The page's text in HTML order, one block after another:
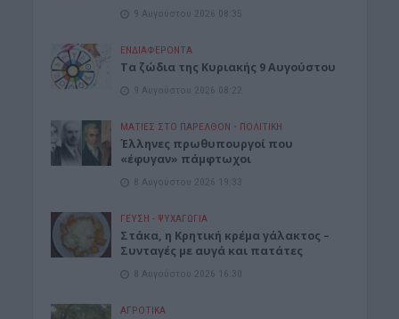
9 Αυγούστου 2026 08:35
ΕΝΔΙΑΦΕΡΟΝΤΑ
Τα ζώδια της Κυριακής 9 Αυγούστου
9 Αυγούστου 2026 08:22
ΜΑΤΙΕΣ ΣΤΟ ΠΑΡΕΛΘΟΝ • ΠΟΛΙΤΙΚΗ
Έλληνες πρωθυπουργοί που
«έφυγαν» πάμφτωχοι
8 Αυγούστου 2026 19:33
ΓΕΎΣΗ - ΨΥΧΑΓΩΓΊΑ
Στάκα, η Κρητική κρέμα γάλακτος –
Συνταγές με αυγά και πατάτες
8 Αυγούστου 2026 16:30
ΑΓΡΟΤΙΚΑ